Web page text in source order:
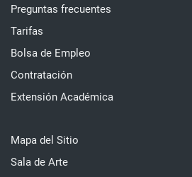
Preguntas frecuentes
Tarifas
Bolsa de Empleo
Contratación
Extensión Académica
Mapa del Sitio
Sala de Arte